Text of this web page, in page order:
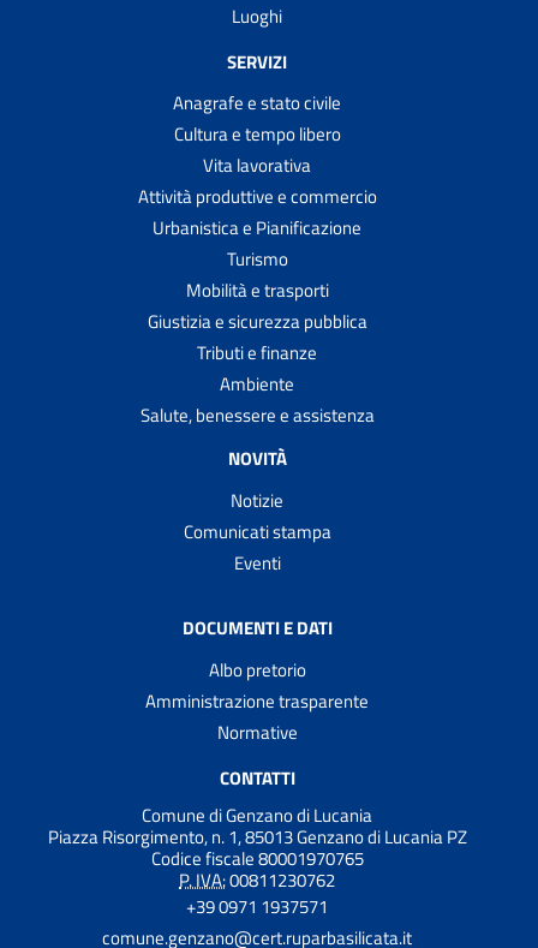
Luoghi
SERVIZI
Anagrafe e stato civile
Cultura e tempo libero
Vita lavorativa
Attività produttive e commercio
Urbanistica e Pianificazione
Turismo
Mobilità e trasporti
Giustizia e sicurezza pubblica
Tributi e finanze
Ambiente
Salute, benessere e assistenza
NOVITÀ
Notizie
Comunicati stampa
Eventi
DOCUMENTI E DATI
Albo pretorio
Amministrazione trasparente
Normative
CONTATTI
Comune di Genzano di Lucania
Piazza Risorgimento, n. 1, 85013 Genzano di Lucania PZ
Codice fiscale 80001970765
P. IVA:00811230762
+39 0971 1937571
comune.genzano@cert.ruparbasilicata.it